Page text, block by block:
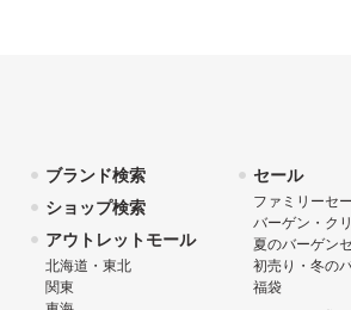
ブランド検索
ショップ検索
アウトレットモール
北海道・東北
関東
セール
ファミリーセ
バーゲン・ク
夏のバーゲン
初売り・冬の
福袋